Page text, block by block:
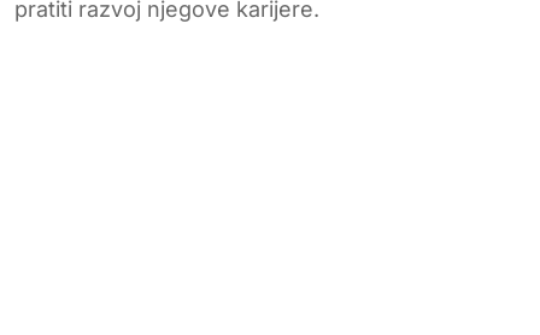
pratiti razvoj njegove karijere.